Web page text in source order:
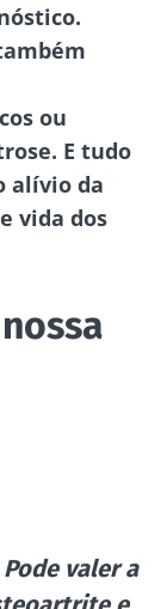
ou
E tudo
alívio da
vida dos
valer a
e
mês para
notícias
e
mês para
notícias